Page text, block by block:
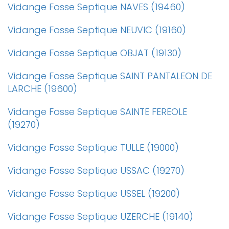
Vidange Fosse Septique NAVES (19460)
Vidange Fosse Septique NEUVIC (19160)
Vidange Fosse Septique OBJAT (19130)
Vidange Fosse Septique SAINT PANTALEON DE
LARCHE (19600)
Vidange Fosse Septique SAINTE FEREOLE
(19270)
Vidange Fosse Septique TULLE (19000)
Vidange Fosse Septique USSAC (19270)
Vidange Fosse Septique USSEL (19200)
Vidange Fosse Septique UZERCHE (19140)